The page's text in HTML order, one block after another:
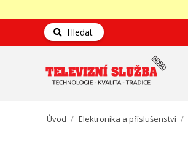
Hledat
Úvod / Elektronika a příslušenství /